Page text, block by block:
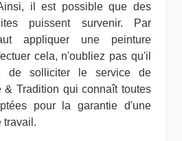
il est possible que des
puissent survenir. Par
appliquer une peinture
cela, n'oubliez pas qu'il
de solliciter le service de
& Tradition qui connaît toutes
pour la garantie d'une
travail.